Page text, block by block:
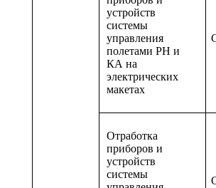
устройств
системы
управления
полетами РН и
КА на
электрических
макетах
Отработка
приборов и
устройств
системы